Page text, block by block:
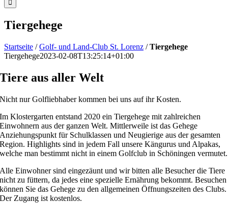
Tiergehege
Startseite /Golf- und Land-Club St. Lorenz /Tiergehege
Tiergehege2023-02-08T13:25:14+01:00
Tiere aus aller Welt
Nicht nur Golfliebhaber kommen bei uns auf ihr Kosten.
Im Klostergarten entstand 2020 ein Tiergehege mit zahlreichen
Einwohnern aus der ganzen Welt. Mittlerweile ist das Gehege
Anziehungspunkt für Schulklassen und Neugierige aus der gesamten
Region. Highlights sind in jedem Fall unsere Kängurus und Alpakas,
welche man bestimmt nicht in einem Golfclub in Schöningen vermutet.
Alle Einwohner sind eingezäunt und wir bitten alle Besucher die Tiere
nicht zu füttern, da jedes eine spezielle Ernährung bekommt. Besuchen
können Sie das Gehege zu den allgemeinen Öffnungszeiten des Clubs.
Der Zugang ist kostenlos.